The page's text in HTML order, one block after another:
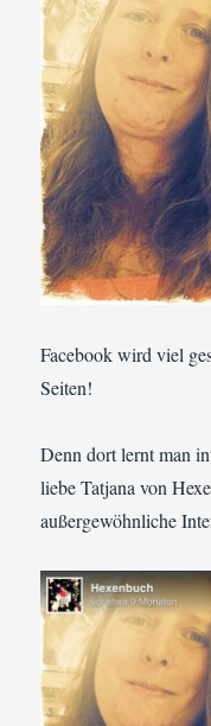
Facebook wird viel
Seiten!
Denn dort lernt man
liebe Tatjana von
außergewöhnliche